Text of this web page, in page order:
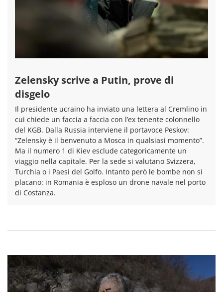
Zelensky scrive a Putin, prove di
disgelo
Il presidente ucraino ha inviato una lettera al Cremlino in
cui chiede un faccia a faccia con l’ex tenente colonnello
del KGB. Dalla Russia interviene il portavoce Peskov:
“Zelensky è il benvenuto a Mosca in qualsiasi momento”.
Ma il numero 1 di Kiev esclude categoricamente un
viaggio nella capitale. Per la sede si valutano Svizzera,
Turchia o i Paesi del Golfo. Intanto però le bombe non si
placano: in Romania è esploso un drone navale nel porto
di Costanza.